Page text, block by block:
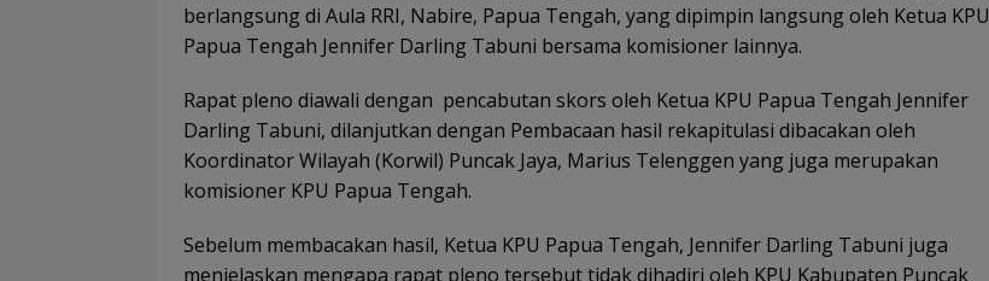
berlangsung di Aula RRI, Nabire, Papua Tengah, yang dipimpin langsung oleh Ketua KPU
Papua Tengah Jennifer Darling Tabuni bersama komisioner lainnya.
Rapat pleno diawali dengan pencabutan skors oleh Ketua KPU Papua Tengah Jennifer
Darling Tabuni, dilanjutkan dengan Pembacaan hasil rekapitulasi dibacakan oleh
Koordinator Wilayah (Korwil) Puncak Jaya, Marius Telenggen yang juga merupakan
komisioner KPU Papua Tengah.
Sebelum membacakan hasil, Ketua KPU Papua Tengah, Jennifer Darling Tabuni juga
menjelaskan mengapa rapat pleno tersebut tidak dihadiri oleh KPU Kabupaten Puncak